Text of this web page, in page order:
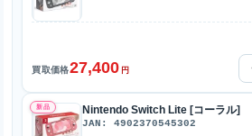
買取価格27,400 円
新品 Nintendo Switch Lite [コーラル]
JAN: 4902370545302